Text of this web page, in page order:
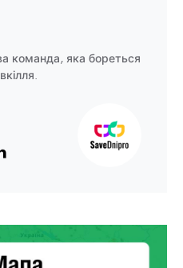
команда, яка бореться